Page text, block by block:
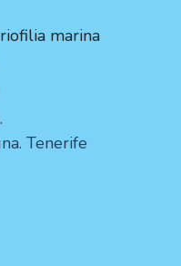
marina
Tenerife